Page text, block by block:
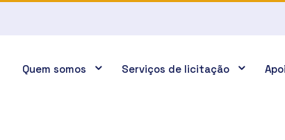
Quem somos Serviços de licitação